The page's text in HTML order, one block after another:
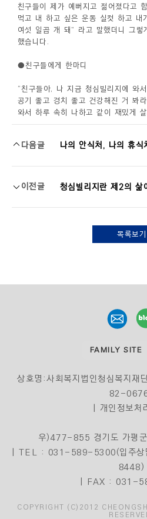
친구들이 제가 예뻐지고 젊어졌다고
먹고 내 하고 싶은 운동 실컷 하고 내
여섯 일곱 개 돼” 라고 말했더니 그
했습니다.
●친구들에게 한마디
“친구들아, 나 지금 청심빌리지에 와서
공기 좋고 경치 좋고 건강해진 거 봐라
와서 하루 속히 나하고 같이 재밌게
다음글 나의 안식처, 나의 휴
이전글 청심빌리지란 제2의 삶
목록보기
상호명:사회복지법인청심복지
82-
| 개인정보처
우)477-855 경기도 가평
| TEL : 031-589-5300(입주
8448)
| FAX : 031-
COPYRIGHT (C)2012